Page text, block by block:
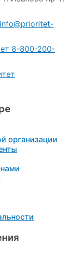
info@prioritet-
8-800-200-
организации